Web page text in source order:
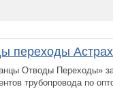
переходы
Отводы Переходы»
трубопровода по